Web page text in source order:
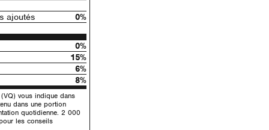
ajoutés
0%
0%
15%
6%
8%
vous indique dans
dans une portion
quotidienne. 2 000
les conseils